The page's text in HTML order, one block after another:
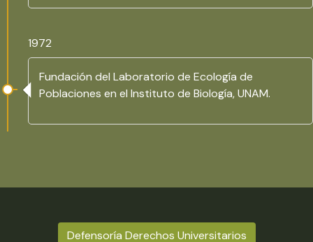
1972
Fundación del Laboratorio de Ecología de
Poblaciones en el Instituto de Biología, UNAM.
Defensoría Derechos Universitarios